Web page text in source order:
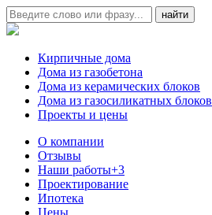
Кирпичные дома
Дома из газобетона
Дома из керамических блоков
Дома из газосиликатных блоков
Проекты и цены
О компании
Отзывы
Наши работы+3
Проектирование
Ипотека
Цены